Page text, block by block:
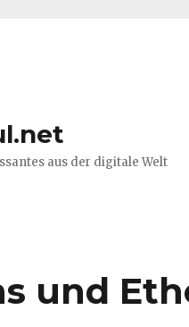
aus der digitale Welt
und